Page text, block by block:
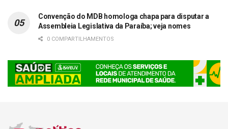
Convenção do MDB homologa chapa para disputar a
Assembleia Legislativa da Paraíba; veja nomes
0 COMPARTILHAMENTOS